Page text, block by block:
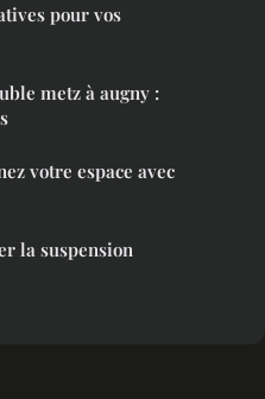
pour vos
metz à augny :
votre espace avec
la suspension